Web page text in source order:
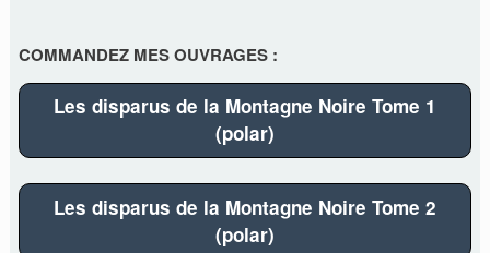
COMMANDEZ MES OUVRAGES :
Les disparus de la Montagne Noire Tome 1
(polar)
Les disparus de la Montagne Noire Tome 2
(polar)